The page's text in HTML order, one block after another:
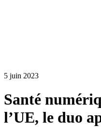
5 juin 2023
Santé
l’UE, le duo